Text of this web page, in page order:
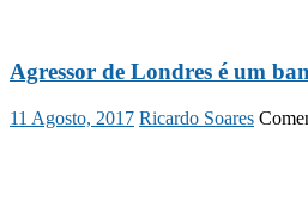
Agressor de Londres é um
11 Agosto, 2017 Ricardo Soares